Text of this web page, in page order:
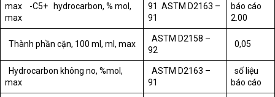
max -C5+ hydrocarbon, % mol,
max
91 ASTM D2163 –
91
báo cáo
2.00
Thành phần cặn, 100 ml, ml, max
ASTM D2158 –
92
0,05
Hydrocarbon không no, %mol,
max
ASTM D2163 –
91
số liệu
báo cáo